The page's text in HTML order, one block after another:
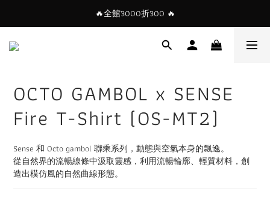
🔥全館3000折300 🔥
OCTO GAMBOL x SENSE
Fire T-Shirt (OS-MT2)
Sense 和 Octo gambol 聯乘系列，動態與空氣本身的飄逸。
從自然界的流暢線條中汲取靈感，利用流暢輪廓、輕質材料，創
造出模仿風的自然曲線形態。